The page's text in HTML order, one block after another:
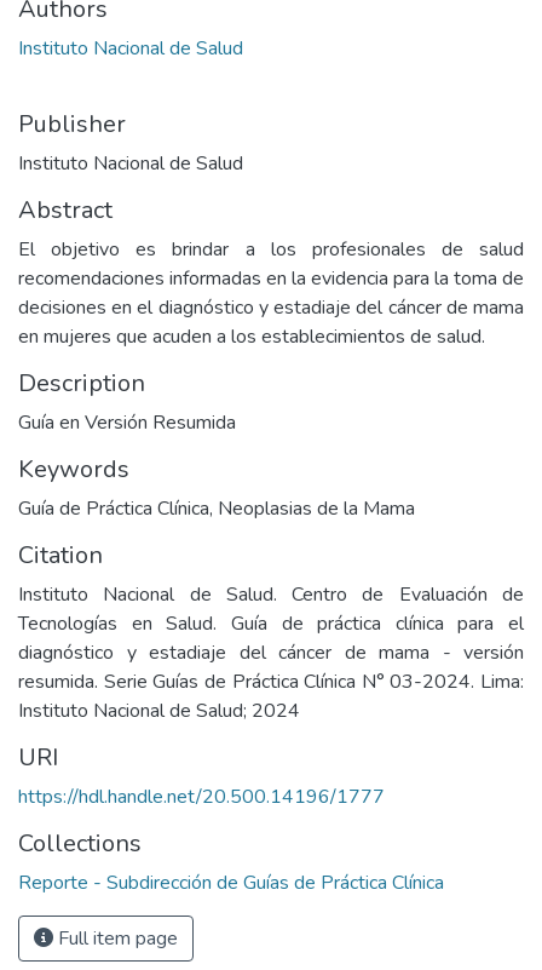
Authors
Instituto Nacional de Salud
Publisher
Instituto Nacional de Salud
Abstract
El objetivo es brindar a los profesionales de salud
recomendaciones informadas en la evidencia para la toma de
decisiones en el diagnóstico y estadiaje del cáncer de mama
en mujeres que acuden a los establecimientos de salud.
Description
Guía en Versión Resumida
Keywords
Guía de Práctica Clínica, Neoplasias de la Mama
Citation
Instituto Nacional de Salud. Centro de Evaluación de
Tecnologías en Salud. Guía de práctica clínica para el
diagnóstico y estadiaje del cáncer de mama - versión
resumida. Serie Guías de Práctica Clínica N° 03-2024. Lima:
Instituto Nacional de Salud; 2024
URI
https://hdl.handle.net/20.500.14196/1777
Collections
Reporte - Subdirección de Guías de Práctica Clínica
Full item page